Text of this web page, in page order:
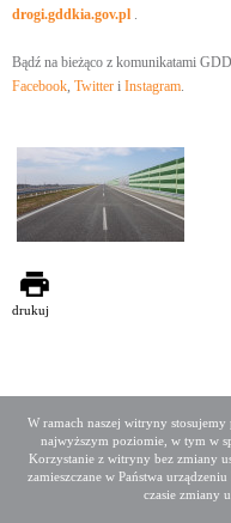
W ramach naszej witryny stosujemy
najwyższym poziomie, w tym w
Korzystanie z witryny bez zmiany
zamieszczane w Państwa
czasie zmiany
drogi.gddkia.gov.pl .
Bądź na bieżąco z komunikatami
Facebook, Twitter i Instagram.
drukuj
Deklaracja dostępności
Media społecznościowe